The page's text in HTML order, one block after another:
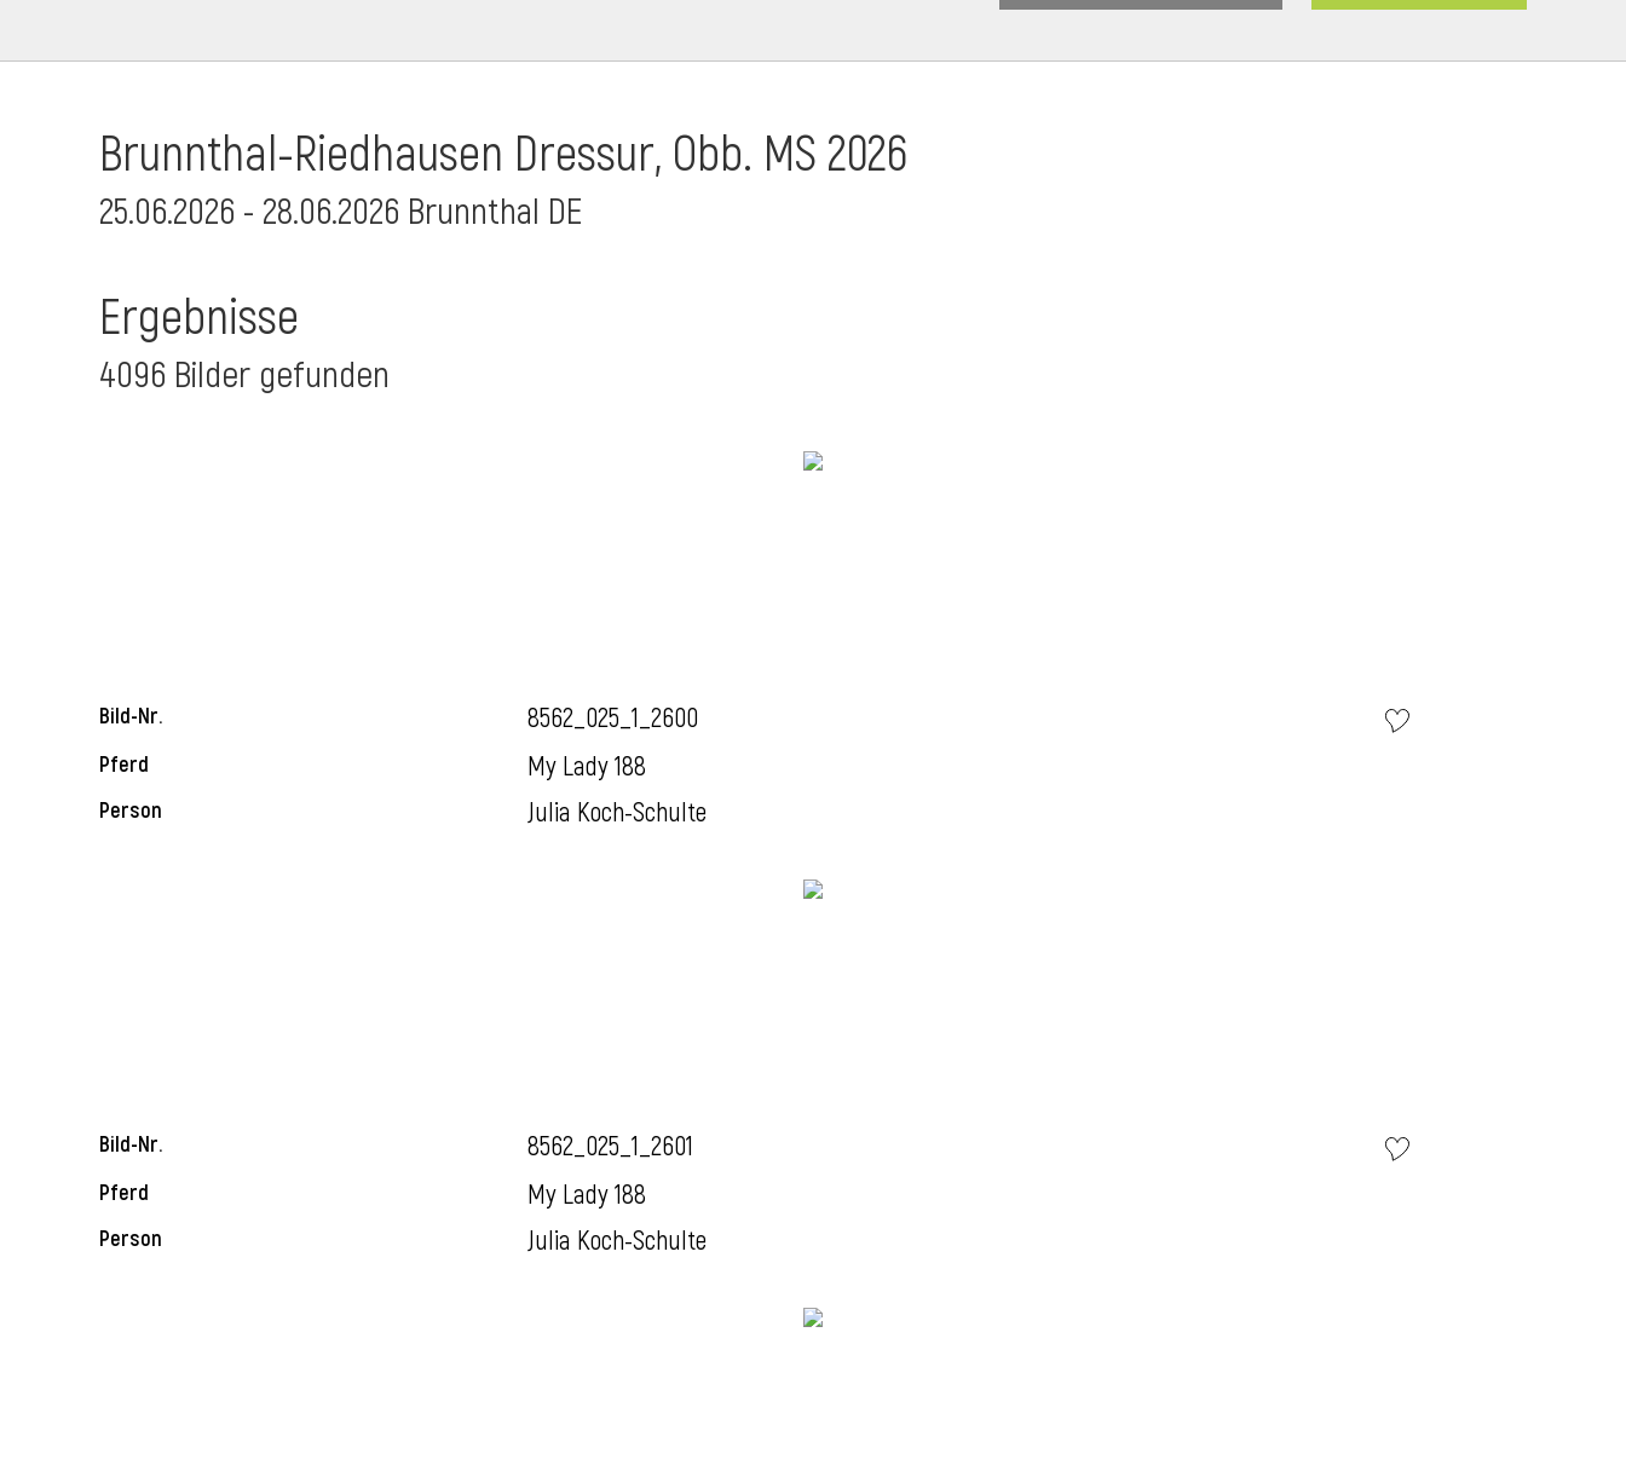
Brunnthal-Riedhausen Dressur, Obb. MS 2026
25.06.2026 - 28.06.2026 Brunnthal DE
Ergebnisse
4096 Bilder gefunden
Bild-Nr. 8562_025_1_2600
Pferd My Lady 188
Person Julia Koch-Schulte
Bild-Nr. 8562_025_1_2601
Pferd My Lady 188
Person Julia Koch-Schulte